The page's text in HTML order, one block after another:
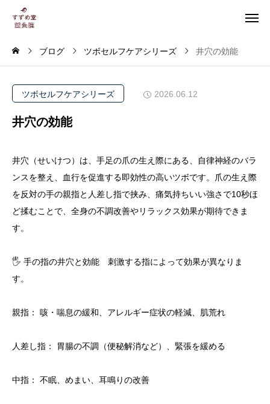
ブログ ツボセルフケアシリーズ 井穴の効能
ツボセルフケアシリーズ 2026.06.12
井穴の効能
井穴（せいけつ）は、手足の爪の生え際にある、自律神経のバラ
ンスを整え、血行を促進する即効性の高いツボです。爪の生え際
を反対の手の親指と人差し指で挟み、痛気持ちいい強さで10秒ほ
ど揉むことで、全身の不調改善やリラックス効果が期待できま
す。
🖐️ 手の指の井穴と効能 刺激する指によって効果が異なりま
す。
親指： 咳・喘息の緩和、アレルギー症状の軽減、肌荒れ
人差し指： 胃腸の不調（便秘解消など）、緊張を緩める
中指： 不眠、めまい、耳鳴りの改善